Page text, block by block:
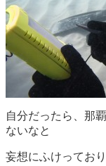
自分だったら、那
ないなと
妄想にふけってお